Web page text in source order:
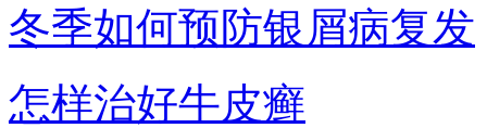
冬季如何预防银屑病复发
怎样治好牛皮癣